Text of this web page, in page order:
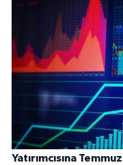
Yatırımcısına